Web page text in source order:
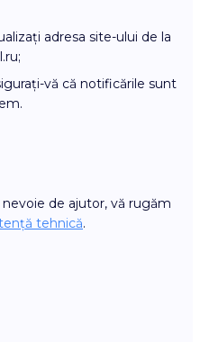
adresa site-ului de la
vă că notificările sunt
de ajutor, vă rugăm
tehnică.